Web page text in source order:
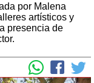
por Malena
artísticos y
presencia de